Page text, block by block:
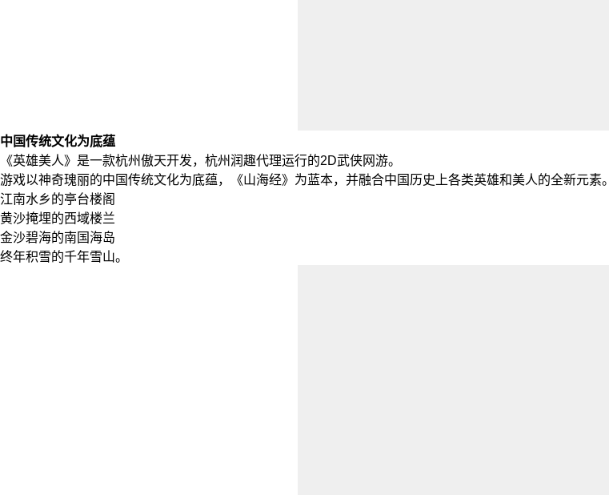
中国传统文化为底蕴
《英雄美人》是一款杭州傲天开发，杭州润趣代理运行的2D武侠网游。
游戏以神奇瑰丽的中国传统文化为底蕴，《山海经》为蓝本，并融合中国历史上各类英雄和美人的全新元素。
江南水乡的亭台楼阁
黄沙掩埋的西域楼兰
金沙碧海的南国海岛
终年积雪的千年雪山。